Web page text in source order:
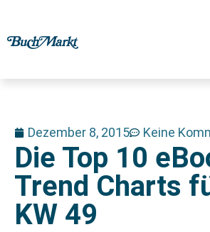
Dezember 8, 2015 Keine
Die Top 10
Trend Charts
KW 49